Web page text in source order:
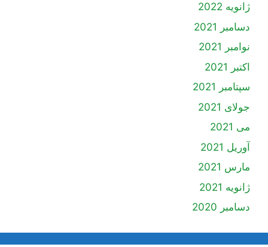
ژانویه 2022
دسامبر 2021
نوامبر 2021
اکتبر 2021
سپتامبر 2021
جولای 2021
می 2021
آوریل 2021
مارس 2021
ژانویه 2021
دسامبر 2020